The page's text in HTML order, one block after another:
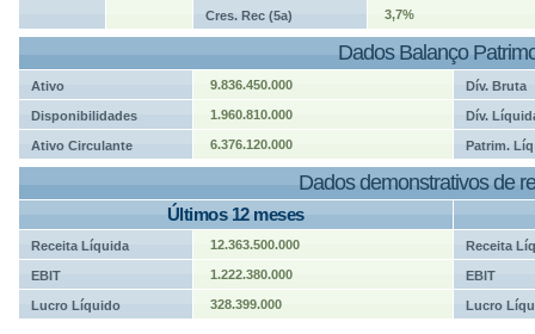
Cres. Rec (5a) 3,7%
Dados Balanço
Ativo 9.836.450.000 Dív. Bruta
Disponibilidades 1.960.810.000 Dív.
Ativo Circulante 6.376.120.000 Patrim. Líq
Dados demonstrativos de
Últimos 12 meses
Receita Líquida 12.363.500.000 Receita
EBIT 1.222.380.000 EBIT
Lucro Líquido 328.399.000 Lucro